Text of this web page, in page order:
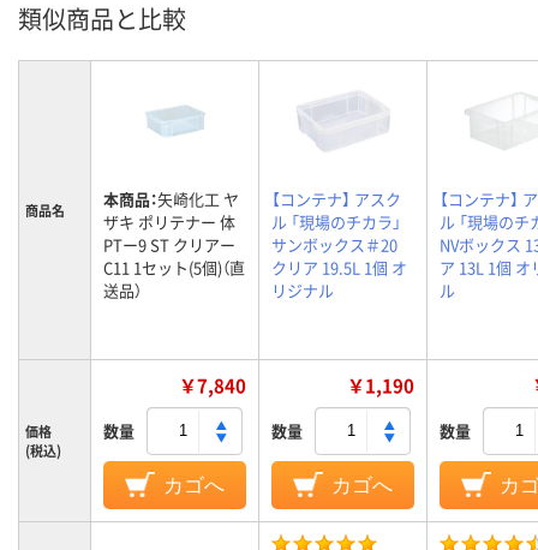
類似商品と比較
商品名 本商品：矢崎化工 ヤ
ザキ ポリテナー 体
PTー9 ST クリアー
C11 1セット(5個)（直
送品）
【コンテナ】 アスク
ル 「現場のチカラ」
サンボックス＃20
クリア 19.5L 1個 オ
リジナル
【コンテナ】
ル 「現場のチ
NVボックス
ア 13L 1個 オ
ル
価格
(税込)
￥7,840
数量
カゴへ
￥1,190
数量
カゴへ
数量
カ